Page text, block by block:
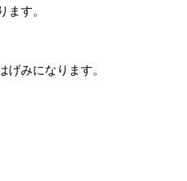
ます。
げみになります。